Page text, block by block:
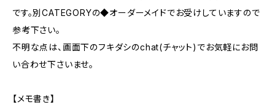
です。別CATEGORYの◆オーダーメイドでお受けしていますので
参考下さい。
不明な点は、画面下のフキダシのchat(チャット)でお気軽にお問
い合わせ下さいませ。
【メモ書き】